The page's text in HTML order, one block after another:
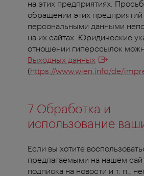
на этих предприятиях.
обращении этих
персональными данными
на их сайтах. Юридические
отношении гиперссылок
Выходных данных
(https://www.wien.info/de/
7 Обработка и
использование
Если вы хотите
предлагаемыми на нашем
подписка на новости и т. п.,